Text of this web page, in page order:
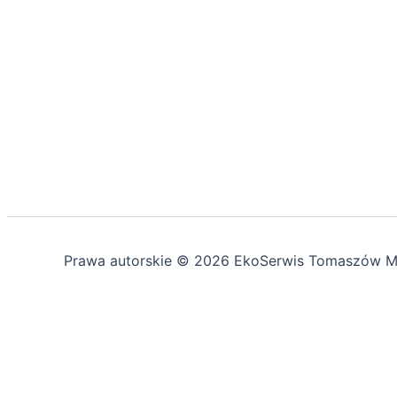
Prawa autorskie © 2026 EkoSerwis Tomaszów